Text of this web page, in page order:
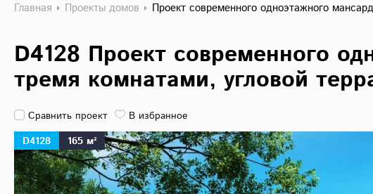
Главная Проекты домов Проект современного одноэтажного
D4128 Проект современного
тремя комнатами, угловой
Сравнить проект В избранное
D4128
165 м²